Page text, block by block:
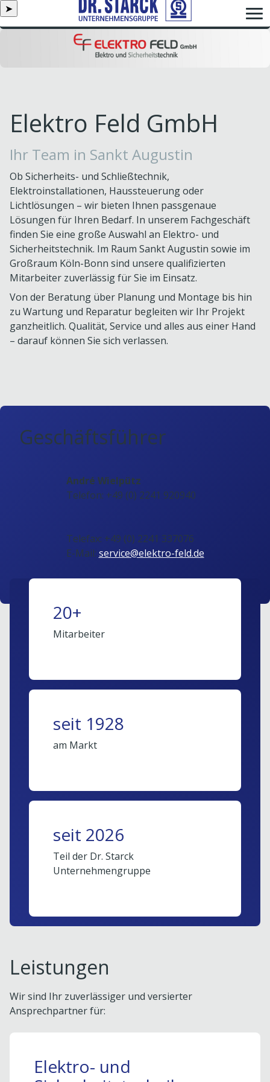
➤
Elektro Feld GmbH
Ihr Team in Sankt Augustin
Ob Sicherheits- und Schließtechnik,
Elektroinstallationen, Haussteuerung oder
Lichtlösungen – wir bieten Ihnen passgenaue
Lösungen für Ihren Bedarf. In unserem Fachgeschäft
finden Sie eine große Auswahl an Elektro- und
Sicherheitstechnik. Im Raum Sankt Augustin sowie im
Großraum Köln-Bonn sind unsere qualifizierten
Mitarbeiter zuverlässig für Sie im Einsatz.
Von der Beratung über Planung und Montage bis hin
zu Wartung und Reparatur begleiten wir Ihr Projekt
ganzheitlich. Qualität, Service und alles aus einer Hand
– darauf können Sie sich verlassen.
Geschäftsführer
André Wielpütz
Telefon: +49 (0) 2241 920940
Telefax: +49 (0) 2241 337076
E-Mail: service@elektro-feld.de
20+
Mitarbeiter
seit 1928
am Markt
seit 2026
Teil der Dr. Starck
Unternehmengruppe
Leistungen
Wir sind Ihr zuverlässiger und versierter
Ansprechpartner für:
Elektro- und